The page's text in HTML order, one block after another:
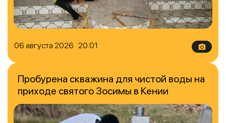
06 августа 2026 20:01
Пробурена скважина для чистой воды на
приходе святого Зосимы в Кении